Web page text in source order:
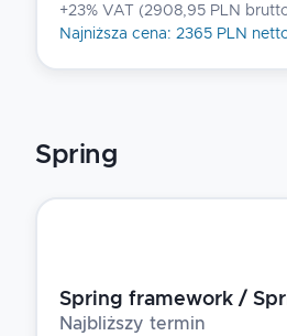
+23% VAT (2908,95 PLN
Najniższa cena: 2365 PLN
Spring
Spring framework /
Najbliższy termin